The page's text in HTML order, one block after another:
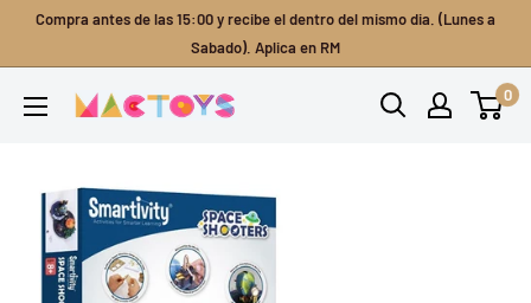
contenido
Compra antes de las 15:00 y recibe el dentro del mismo dia. (Lunes a
Sabado). Aplica en RM
Mactoys
0